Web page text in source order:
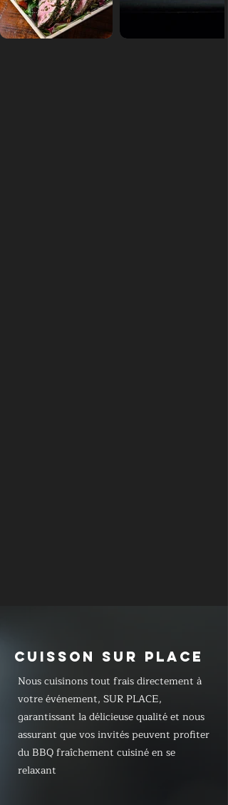
CUISSON SUR PLACE
Nous cuisinons tout frais directement à
votre événement, SUR PLACE,
garantissant la délicieuse qualité et nous
assurant que vos invités peuvent profiter
du BBQ fraîchement cuisiné en se
relaxant